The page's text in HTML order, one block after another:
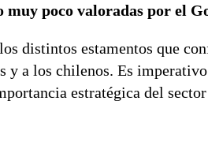
muy poco valoradas por el
distintos estamentos que
a los chilenos. Es
estratégica del